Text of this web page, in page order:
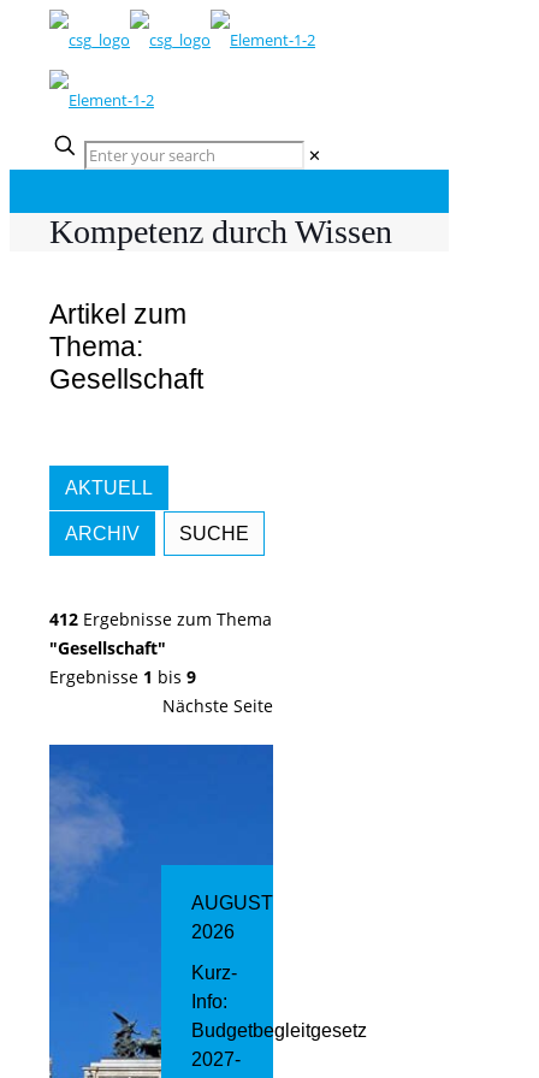
✕
Kompetenz durch Wissen
Artikel zum
Thema:
Gesellschaft
AKTUELL
ARCHIV SUCHE
412 Ergebnisse zum Thema
"Gesellschaft"
Ergebnisse 1 bis 9
Nächste Seite
AUGUST
2026
Kurz-
Info:
Budgetbegleitgesetz
2027-